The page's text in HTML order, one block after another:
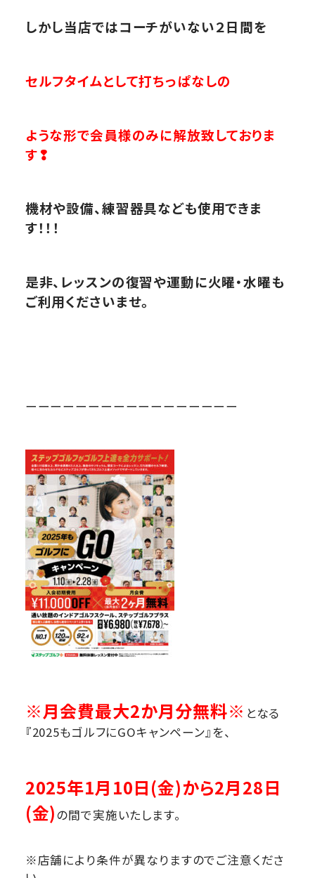
しかし当店ではコーチがいない２日間を
セルフタイムとして打ちっぱなしの
ような形で会員様のみに解放致しておりま
す❢
機材や設備、練習器具なども使用できま
す！！！
是非、レッスンの復習や運動に火曜・水曜も
ご利用くださいませ。
ーーーーーーーーーーーーーーーーー
※月会費最大2か月分無料※ となる
『2025もゴルフにGOキャンペーン』を、
2025年1月10日(金)から2月28日
(金)の間で実施いたします。
※店舗により条件が異なりますのでご注意くださ